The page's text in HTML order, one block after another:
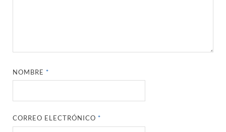
NOMBRE*
CORREO ELECTRÓNICO*